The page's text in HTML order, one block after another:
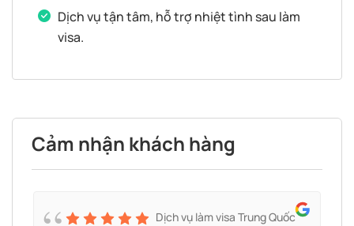
Dịch vụ tận tâm, hỗ trợ nhiệt tình sau làm
visa.
Cảm nhận khách hàng
Dịch vụ làm visa Trung Quốc